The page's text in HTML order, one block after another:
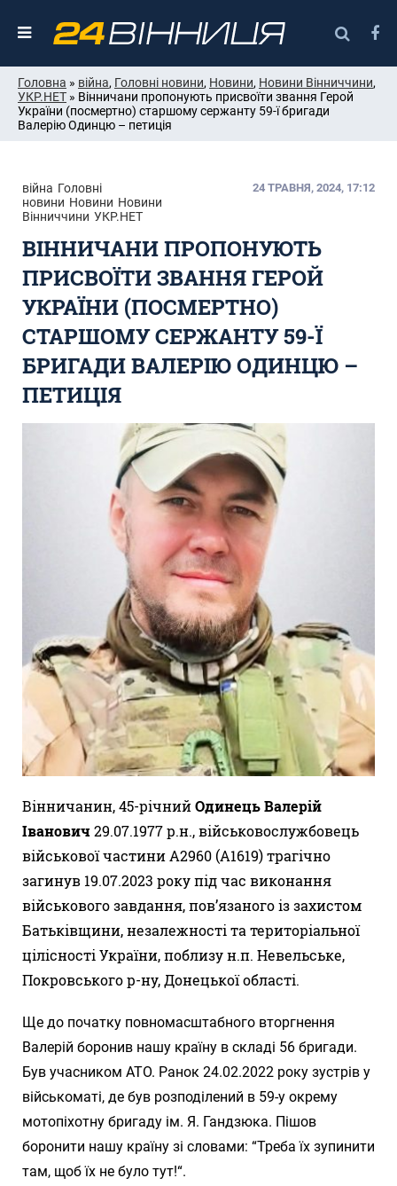
Головна » війна, Головні новини, Новини, Новини Вінниччини,
УКР.НЕТ » Вінничани пропонують присвоїти звання Герой
України (посмертно) старшому сержанту 59-ї бригади
Валерію Одинцю – петиція
війна Головні
новини Новини Новини
Вінниччини УКР.НЕТ
24 ТРАВНЯ, 2024, 17:12
ВІННИЧАНИ ПРОПОНУЮТЬ
ПРИСВОЇТИ ЗВАННЯ ГЕРОЙ
УКРАЇНИ (ПОСМЕРТНО)
СТАРШОМУ СЕРЖАНТУ 59-Ї
БРИГАДИ ВАЛЕРІЮ ОДИНЦЮ –
ПЕТИЦІЯ
Вінничанин, 45-річнийОдинець Валерій
Іванович29.07.1977 р.н., військовослужбовець
військової частини А2960 (А1619) трагічно
загинув 19.07.2023 року під час виконання
військового завдання, пов’язаного із захистом
Батьківщини, незалежності та територіальної
цілісності України, поблизу н.п. Невельське,
Покровського р-ну, Донецької області.
Ще до початку повномасштабного вторгнення
Валерій боронив нашу країну в складі 56 бригади.
Був учасником АТО. Ранок 24.02.2022 року зустрів у
військоматі, де був розподілений в 59-у окрему
мотопіхотну бригаду ім. Я. Гандзюка. Пішов
боронити нашу країну зі словами: “Треба їх зупинити
там, щоб їх не було тут!“.